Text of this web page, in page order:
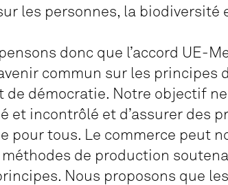
les personnes, la biodiversité
donc que l’accord UE-
commun sur les principes
démocratie. Notre objectif
et incontrôlé et d’assurer des
pour tous. Le commerce peut
de production
Nous proposons que